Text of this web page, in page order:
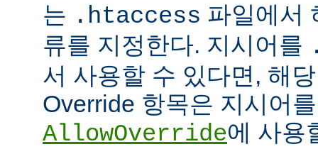
는 .htaccess 파일에서
류를 지정한다. 지시어를
서 사용할 수 있다면, 해
Override 항목은 지시어
AllowOverride에 사용